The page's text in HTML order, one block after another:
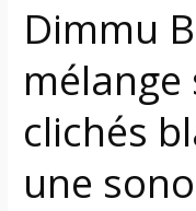
Dimmu
clichés
une
une
médiévale